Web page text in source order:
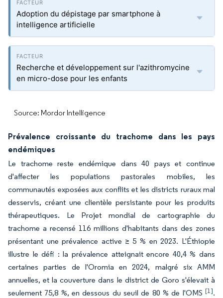
Adoption du dépistage par smartphone à
intelligence artificielle
Recherche et développement sur l'azithromycine
en micro-dose pour les enfants
Source: Mordor Intelligence
Prévalence croissante du trachome dans les pays
endémiques
Le trachome reste endémique dans 40 pays et continue
d'affecter les populations pastorales mobiles, les
communautés exposées aux conflits et les districts ruraux mal
desservis, créant une clientèle persistante pour les produits
thérapeutiques. Le Projet mondial de cartographie du
trachome a recensé 116 millions d'habitants dans des zones
présentant une prévalence active ≥ 5 % en 2023. L'Éthiopie
illustre le défi : la prévalence atteignait encore 40,4 % dans
certaines parties de l'Oromia en 2024, malgré six AMM
annuelles, et la couverture dans le district de Goro s'élevait à
seulement 75,8 %, en dessous du seuil de 80 % de l'OMS [1].